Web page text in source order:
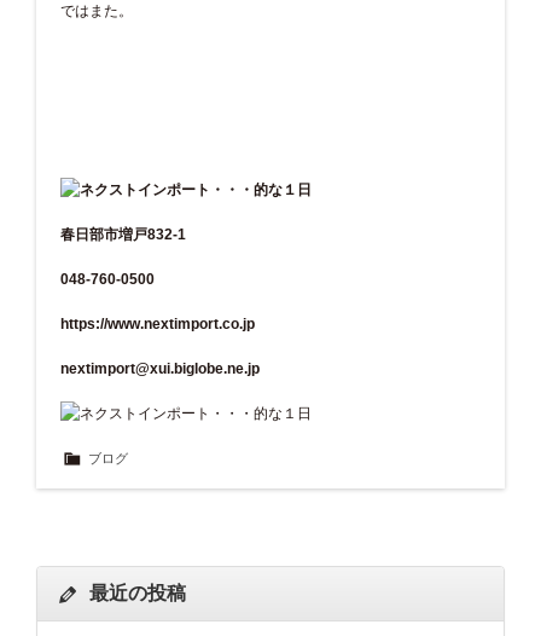
ではまた。
春日部市増戸832-1
048-760-0500
https://www.nextimport.co.jp
nextimport@xui.biglobe.ne.jp
ブログ
最近の投稿